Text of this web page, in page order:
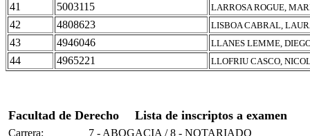
41 5003115 LARROSA ROGUE,
42 4808623 LISBOA CABRAL,
43 4946046 LLANES LEMME,
44 4965221 LLOFRIU CASCO,
Facultad de Derecho Lista de inscriptos a examen
Carrera:
7 - ABOGACIA / 8 - NOTARIADO